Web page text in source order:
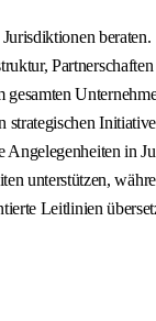
beraten.
unterstützen,
Leitlinien